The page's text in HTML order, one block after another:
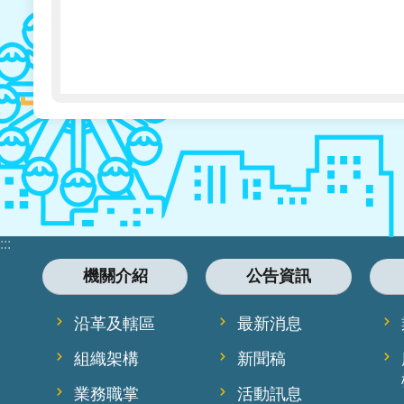
:::
機關介紹
沿革及轄區
組織架構
業務職掌
公告資訊
最新消息
新聞稿
活動訊息